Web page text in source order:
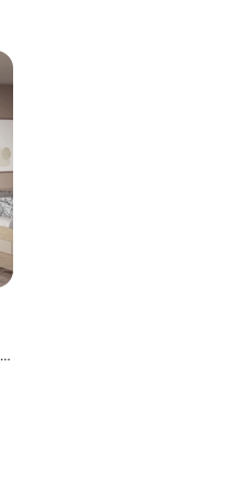
Распашной шкаф Виггинс-2.2 с антресолью